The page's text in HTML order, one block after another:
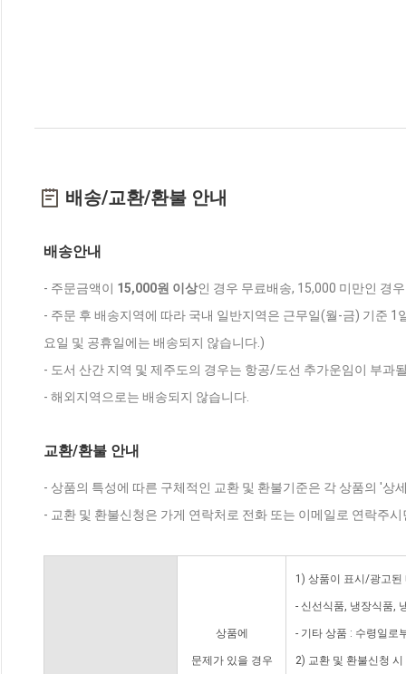
배송/교환/환불 안내
배송안내
- 주문금액이 15,000원 이상인 경우 무료배송, 15,000 미만인 경
- 주문 후 배송지역에 따라 국내 일반지역은 근무일(월-금) 기준
요일 및 공휴일에는 배송되지 않습니다.)
- 도서 산간 지역 및 제주도의 경우는 항공/도선 추가운임이 부과
- 해외지역으로는 배송되지 않습니다.
교환/환불 안내
- 상품의 특성에 따른 구체적인 교환 및 환불기준은 각 상품의 '상
- 교환 및 환불신청은 가게 연락처로 전화 또는 이메일로 연락주
상품에
문제가 있을 경우
1) 상품이 표시/광고된
- 신선식품, 냉장식품,
- 기타 상품 : 수령일로
2) 교환 및 환불신청